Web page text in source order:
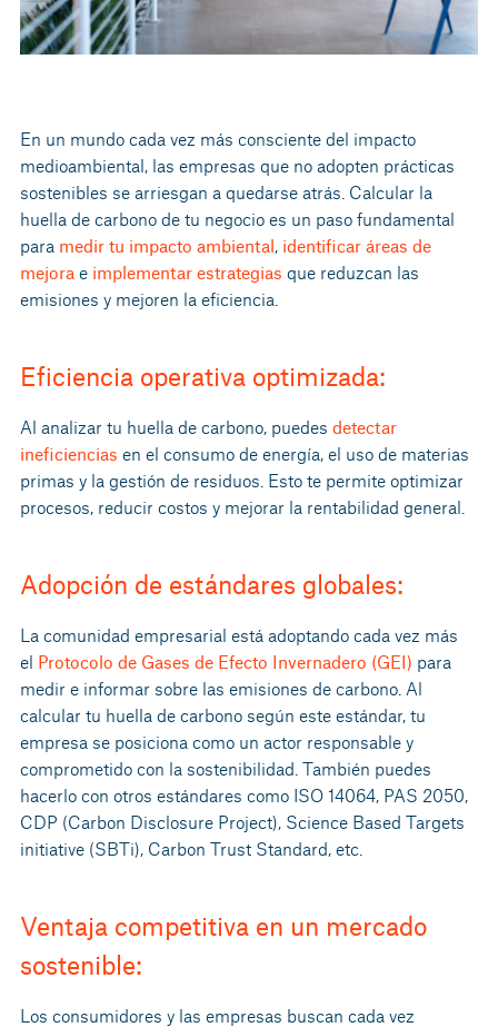
En un mundo cada vez más consciente del impacto
medioambiental, las empresas que no adopten prácticas
sostenibles se arriesgan a quedarse atrás. Calcular la
huella de carbono de tu negocio es un paso fundamental
para medir tu impacto ambiental identificar áreas de
mejora e implementar estrategias que reduzcan las
emisiones y mejoren la eficiencia.
Eficiencia operativa optimizada:
Al analizar tu huella de carbono, puedes detectar
ineficiencias en el consumo de energía, el uso de materias
primas y la gestión de residuos. Esto te permite optimizar
procesos, reducir costos y mejorar la rentabilidad general.
Adopción de estándares globales:
La comunidad empresarial está adoptando cada vez más
el Protocolo de Gases de Efecto Invernadero (GEI) para
medir e informar sobre las emisiones de carbono. Al
calcular tu huella de carbono según este estándar, tu
empresa se posiciona como un actor responsable y
comprometido con la sostenibilidad. También puedes
hacerlo con otros estándares como ISO 14064, PAS 2050,
CDP (Carbon Disclosure Project), Science Based Targets
initiative (SBTi), Carbon Trust Standard, etc.
Ventaja competitiva en un mercado
sostenible:
Los consumidores y las empresas buscan cada vez